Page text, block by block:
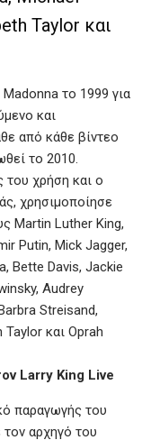
Taylor και
Larry King Live